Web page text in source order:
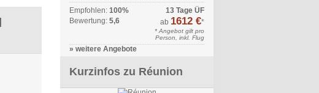
Empfohlen: 100%
Bewertung: 5,6
13 Tage ÜF
ab 1612 €*
* Angebot gilt pro
Person, inkl. Flug
» weitere Angebote
Kurzinfos zu Réunion